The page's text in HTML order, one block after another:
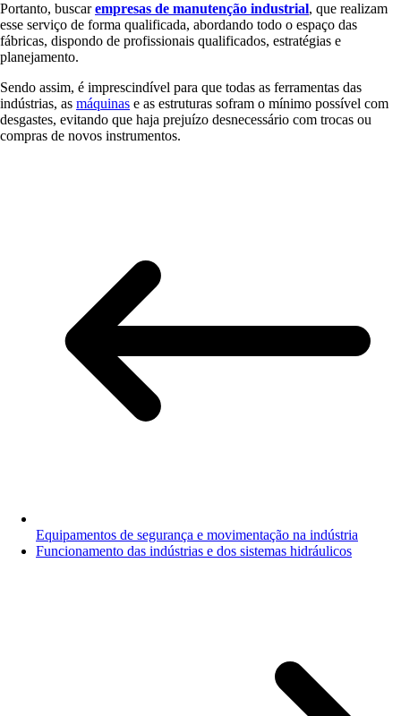
Portanto, buscarempresas de manutenção industrial, que realizam
esse serviço de forma qualificada, abordando todo o espaço das
fábricas, dispondo de profissionais qualificados, estratégias e
planejamento.
Sendo assim, é imprescindível para que todas as ferramentas das
indústrias, as máquinas e as estruturas sofram o mínimo possível com
desgastes, evitando que haja prejuízo desnecessário com trocas ou
compras de novos instrumentos.
Equipamentos de segurança e movimentação na indústria
Funcionamento das indústrias e dos sistemas hidráulicos